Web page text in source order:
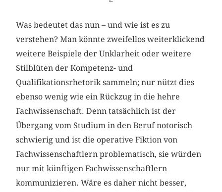
Was bedeutet das nun – und wie ist es zu
verstehen? Man könnte zweifellos weiterklickend
weitere Beispiele der Unklarheit oder weitere
Stilblüten der Kompetenz- und
Qualifikationsrhetorik sammeln; nur nützt dies
ebenso wenig wie ein Rückzug in die hehre
Fachwissenschaft. Denn tatsächlich ist der
Übergang vom Studium in den Beruf notorisch
schwierig und ist die operative Fiktion von
Fachwissenschaftlern problematisch, sie würden
nur mit künftigen Fachwissenschaftlern
kommunizieren. Wäre es daher nicht besser,